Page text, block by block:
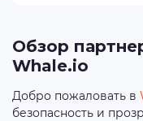
Обзор
Whale.io
Добро пожаловать в
безопасность и